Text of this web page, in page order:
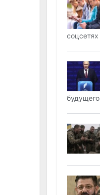
соцсетях
будущего